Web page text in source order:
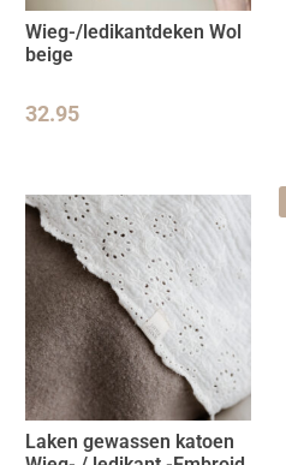
Wieg-/ledikantdeken Wol
beige
32.95
Laken gewassen katoen